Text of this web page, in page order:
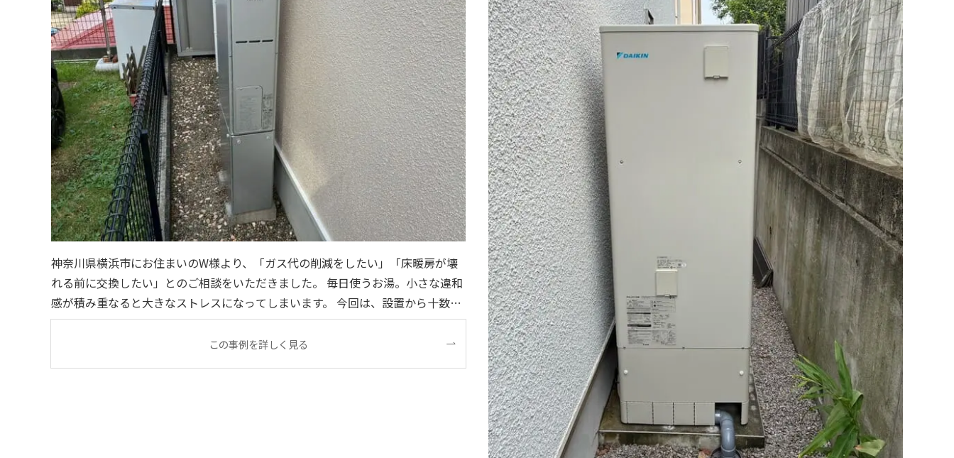
神奈川県横浜市にお住まいのW様より、「ガス代の削減をしたい」「床暖房が壊
れる前に交換したい」とのご相談をいただきました。 毎日使うお湯。小さな違和
感が積み重なると大きなストレスになってしまいます。 今回は、設置から十数年
が経過していたこともあり、ガス給湯暖房用熱源機の交換をご提案しました。 操
この事例を詳しく見る